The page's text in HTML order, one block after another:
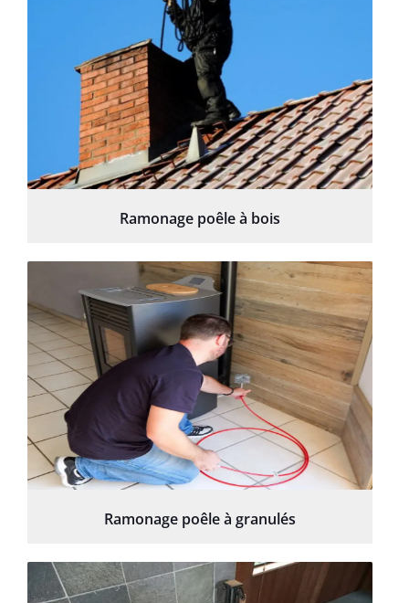
Ramonage poêle à bois
Ramonage poêle à granulés